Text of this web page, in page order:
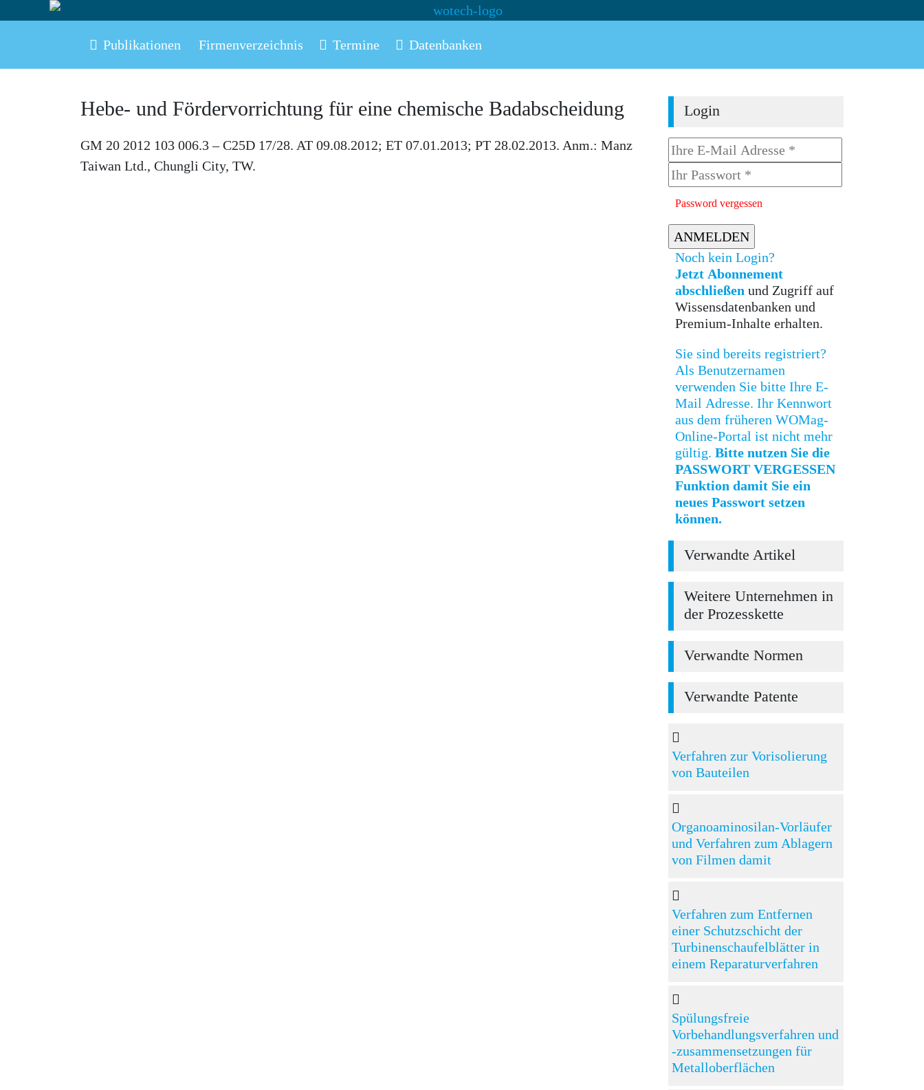
Publikationen Firmenverzeichnis Termine Datenbanken
Hebe- und Fördervorrichtung für eine chemische Badabscheidung
GM 20 2012 103 006.3 – C25D 17/28. AT 09.08.2012; ET 07.01.2013; PT 28.02.2013. Anm.: Manz
Taiwan Ltd., Chungli City, TW.
Login
Password vergessen
Noch kein Login?
Jetzt Abonnement
abschließen
Wissensdatenbanken und
Premium-Inhalte erhalten.
Sie sind bereits registriert?
Als Benutzernamen
verwenden Sie bitte Ihre E-
Mail Adresse. Ihr Kennwort
aus dem früheren WOMag-
Online-Portal ist nicht mehr
gültig. Bitte nutzen Sie die
PASSWORT VERGESSEN
Funktion damit Sie ein
neues Passwort setzen
können.
Verwandte Artikel
Weitere Unternehmen in
der Prozesskette
Verwandte Normen
Verwandte Patente
Verfahren zur Vorisolierung
von Bauteilen
Organoaminosilan-Vorläufer
und Verfahren zum Ablagern
von Filmen damit
Verfahren zum Entfernen
einer Schutzschicht der
Turbinenschaufelblätter in
einem Reparaturverfahren
Spülungsfreie
Vorbehandlungsverfahren und
-zusammensetzungen für
Metalloberflächen